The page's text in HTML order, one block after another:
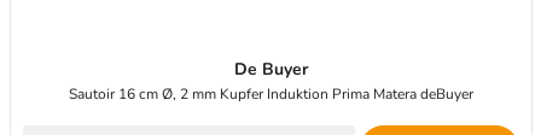
De Buyer
Sautoir 16 cm Ø, 2 mm Kupfer Induktion Prima Matera deBuyer